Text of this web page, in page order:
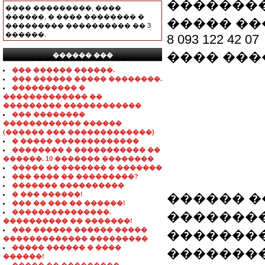
���� ���������, ����
������, � ���� �������� �
��������� ���������� �� 3
������.
������ ���
���������������
��� ������ ������.
��� ������ ����� ��������.
���������� �
������������� ��
��������� ������������
��� ��������
������������ ������
(������ ��� �������������)
� ����� �������������
�������� � ����������� ��
������. 10 ������� ��������
����� �� ������� � �������
��� ���� �� ���������?
������� ����������
� ��� ������!
��� �� ��� �� ������!
���������������.
���������� �� �������!
��� ������ ������ �����
������������� ���������
����� ������ � ����
������!
�����
8 093 122 42 07
����
������